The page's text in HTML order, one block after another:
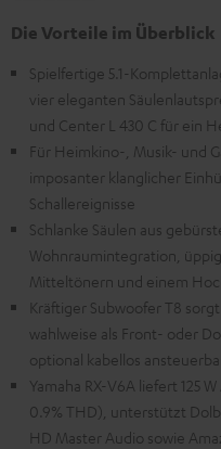
Die Vorteile im Überblick
Spielfertige 5.1-
vier eleganten
und Center L 430 C für ein
Für Heimkino-, Musik- und
imposanter klanglicher
Schallereignisse
Schlanke Säulen aus
Wohnraumintegration,
Mitteltönern und einem
Kräftiger Subwoofer T8
wahlweise als Front- oder
optional kabellos
Yamaha RX-V6A liefert 125
0.9% THD), unterstützt
HD Master Audio sowie